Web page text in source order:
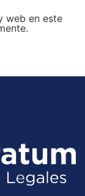
web en este